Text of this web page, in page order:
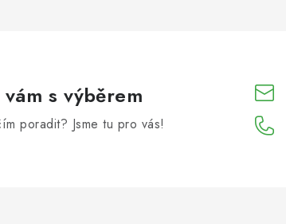
s výběrem
poradit? Jsme tu pro vás!